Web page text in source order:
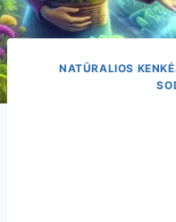
NATŪRALIOS